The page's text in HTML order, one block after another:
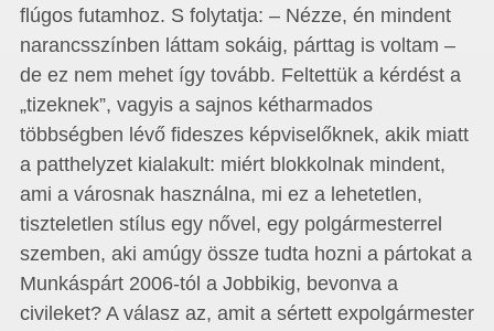
flúgos futamhoz. S folytatja: – Nézze, én mindent
narancsszínben láttam sokáig, párttag is voltam –
de ez nem mehet így tovább. Feltettük a kérdést a
„tizeknek”, vagyis a sajnos kétharmados
többségben lévő fideszes képviselőknek, akik miatt
a patthelyzet kialakult: miért blokkolnak mindent,
ami a városnak használna, mi ez a lehetetlen,
tiszteletlen stílus egy nővel, egy polgármesterrel
szemben, aki amúgy össze tudta hozni a pártokat a
Munkáspárt 2006-tól a Jobbikig, bevonva a
civileket? A válasz az, amit a sértett expolgármester